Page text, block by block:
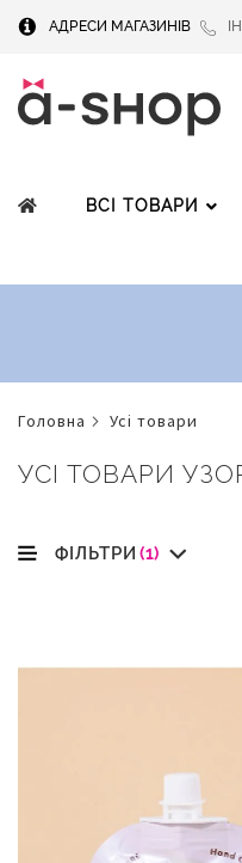
АДРЕСИ МАГАЗИНІВ
ВСІ ТОВАРИ
головна усі товари
УСІ ТОВАРИ
ФІЛЬТРИ (1)